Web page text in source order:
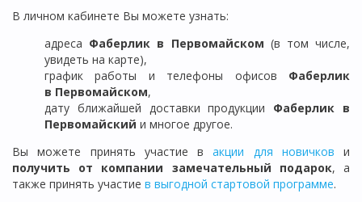
В личном кабинете Вы можете узнать:
адреса Фаберлик в Первомайском (в том числе,
увидеть на карте),
график работы и телефоны офисов Фаберлик
в Первомайском,
дату ближайшей доставки продукции Фаберлик в
Первомайский и многое другое.
Вы можете принять участие вакции для новичков и
получить от компании замечательный подарок, а
также принять участие в выгодной стартовой программе.